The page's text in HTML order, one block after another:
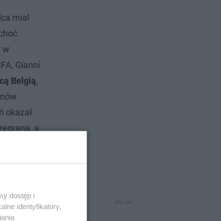
miał
w
Gianni
Belgią,
okazał
a
dostęp i
identyfikatory,